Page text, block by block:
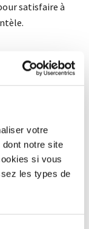
votre
notre site
si vous
les types de
satisfaire à